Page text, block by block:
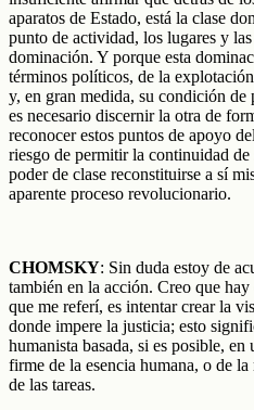
aparatos de Estado, está la clase
punto de actividad, los lugares y
dominación. Y porque esta
términos políticos, de la
y, en gran medida, su condición
es necesario discernir la otra de
reconocer estos puntos de apoyo
riesgo de permitir la continuidad de
poder de clase reconstituirse a sí
aparente proceso revolucionario.
CHOMSKY: Sin duda estoy de
también en la acción. Creo que
que me referí, es intentar crear la
donde impere la justicia; esto
humanista basada, si es posible,
firme de la esencia humana, o de la
de las tareas.